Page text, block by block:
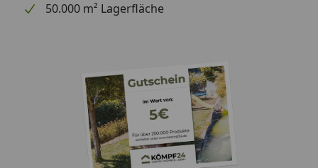
50.000 m² Lagerfläche